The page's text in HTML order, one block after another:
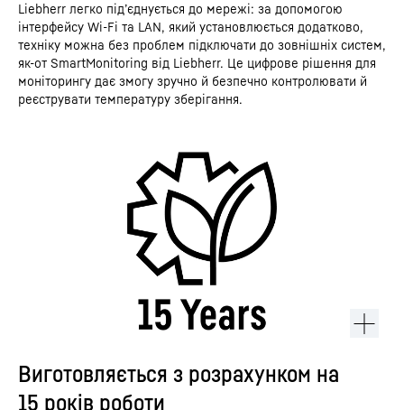
Liebherr легко під’єднується до мережі: за допомогою
інтерфейсу Wi-Fi та LAN, який установлюється додатково,
техніку можна без проблем підключати до зовнішніх систем,
як-от SmartMonitoring від Liebherr. Це цифрове рішення для
моніторингу дає змогу зручно й безпечно контролювати й
реєструвати температуру зберігання.
Виготовляється з розрахунком на
15 років роботи